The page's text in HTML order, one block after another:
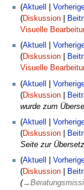
t
u
n
g
s
z
u
s
m
e
n
f
a
s
r
b
e
t
u
n
g
s
z
u
s
a
m
e
n
e
a
r
b
e
i
u
n
g
s
z
u
s
a
m
Aktuell
Diskussion
K
e
n
B
e
a
r
b
e
t
u
n
Visuelle
Aktuell
Diskussion
K
e
n
B
e
a
r
b
e
Visuelle
Aktuell
Diskussion
wurde zum
Aktuell
Diskussion
Seite zur
Aktuell
Diskussion
→